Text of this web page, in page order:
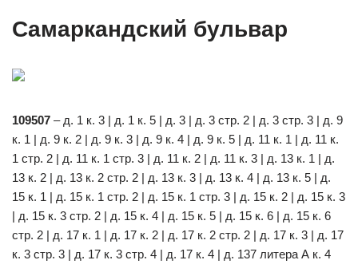
Самаркандский бульвар
109507 – д. 1 к. 3 | д. 1 к. 5 | д. 3 | д. 3 стр. 2 | д. 3 стр. 3 | д. 9
к. 1 | д. 9 к. 2 | д. 9 к. 3 | д. 9 к. 4 | д. 9 к. 5 | д. 11 к. 1 | д. 11 к.
1 стр. 2 | д. 11 к. 1 стр. 3 | д. 11 к. 2 | д. 11 к. 3 | д. 13 к. 1 | д.
13 к. 2 | д. 13 к. 2 стр. 2 | д. 13 к. 3 | д. 13 к. 4 | д. 13 к. 5 | д.
15 к. 1 | д. 15 к. 1 стр. 2 | д. 15 к. 1 стр. 3 | д. 15 к. 2 | д. 15 к. 3
| д. 15 к. 3 стр. 2 | д. 15 к. 4 | д. 15 к. 5 | д. 15 к. 6 | д. 15 к. 6
стр. 2 | д. 17 к. 1 | д. 17 к. 2 | д. 17 к. 2 стр. 2 | д. 17 к. 3 | д. 17
к. 3 стр. 3 | д. 17 к. 3 стр. 4 | д. 17 к. 4 | д. 137 литера А к. 4